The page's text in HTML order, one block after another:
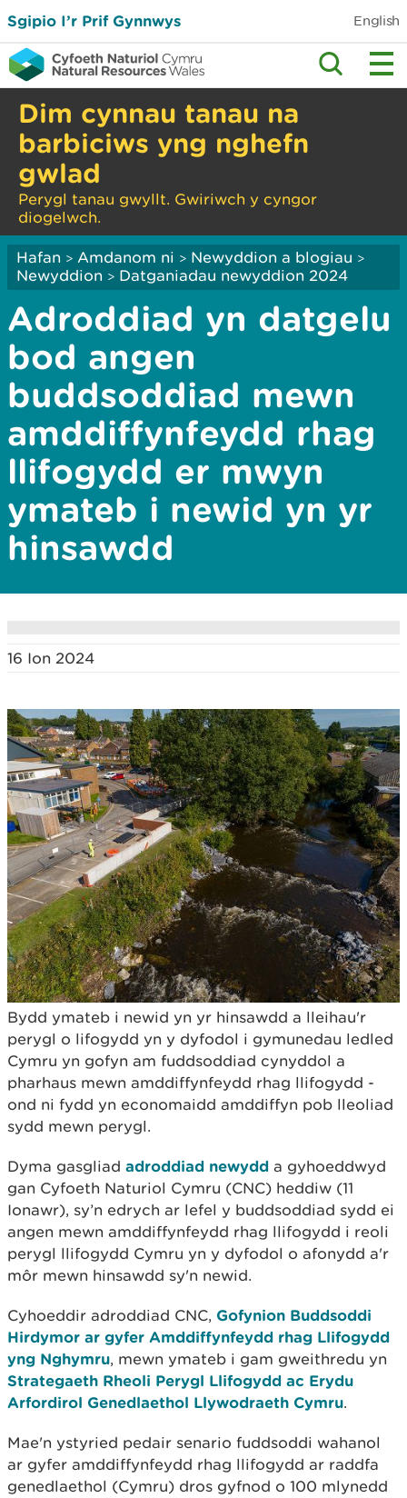
Sgipio I’r Prif Gynnwys English
Dim cynnau tanau na
barbiciws yng nghefn
gwlad
Perygl tanau gwyllt. Gwiriwch y cyngor
diogelwch.
Hafan > Amdanom ni > Newyddion a blogiau >
Newyddion > Datganiadau newyddion 2024
Adroddiad yn datgelu
bod angen
buddsoddiad mewn
amddiffynfeydd rhag
llifogydd er mwyn
ymateb i newid yn yr
hinsawdd
16 Ion 2024
Bydd ymateb i newid yn yr hinsawdd a lleihau'r
perygl o lifogydd yn y dyfodol i gymunedau ledled
Cymru yn gofyn am fuddsoddiad cynyddol a
pharhaus mewn amddiffynfeydd rhag llifogydd -
ond ni fydd yn economaidd amddiffyn pob lleoliad
sydd mewn perygl.
Dyma gasgliad adroddiad newydd a gyhoeddwyd
gan Cyfoeth Naturiol Cymru (CNC) heddiw (11
Ionawr), sy’n edrych ar lefel y buddsoddiad sydd ei
angen mewn amddiffynfeydd rhag llifogydd i reoli
perygl llifogydd Cymru yn y dyfodol o afonydd a'r
môr mewn hinsawdd sy'n newid.
Cyhoeddir adroddiad CNC, Gofynion Buddsoddi
Hirdymor ar gyfer Amddiffynfeydd rhag Llifogydd
yng Nghymru, mewn ymateb i gam gweithredu yn
Strategaeth Rheoli Perygl Llifogydd ac Erydu
Arfordirol Genedlaethol Llywodraeth Cymru.
Mae'n ystyried pedair senario fuddsoddi wahanol
ar gyfer amddiffynfeydd rhag llifogydd ar raddfa
genedlaethol (Cymru) dros gyfnod o 100 mlynedd